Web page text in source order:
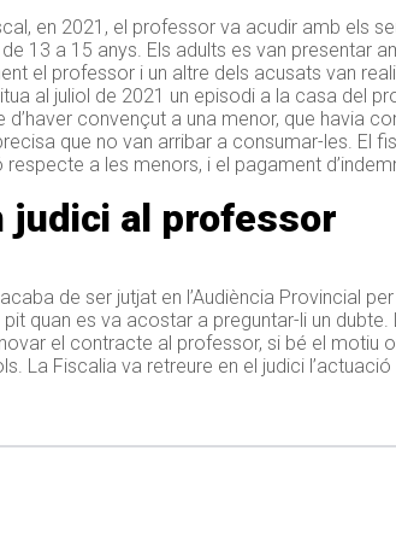
en 2021, el professor va acudir amb els
13 a 15 anys. Els adults es van presentar
el professor i un altre dels acusats van
al juliol de 2021 un episodi a la casa del
d’haver convençut a una menor, que havia
que no van arribar a consumar-les. El
a les menors, i el pagament
judici al professor
de ser jutjat en l’Audiència Provincial
pit quan es va acostar a preguntar-li un
el contracte al professor, si bé el motiu
La Fiscalia va retreure en el judici